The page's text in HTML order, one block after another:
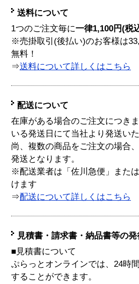
送料について
1つのご注文毎に一律1,100円(税
※売掛取引(後払い)のお客様は
無料！
⇒送料について詳しくはこちら
配送について
在庫がある場合のご注文につき
いる発送日にて当社より発送い
尚、複数の商品をご注文の場合
発送となります。
※配送業者は「佐川急便」また
けます
⇒配送について詳しくはこちら
見積書・請求書・納品書等の
■見積書について
ぷらっとオンラインでは、24時
することができます。